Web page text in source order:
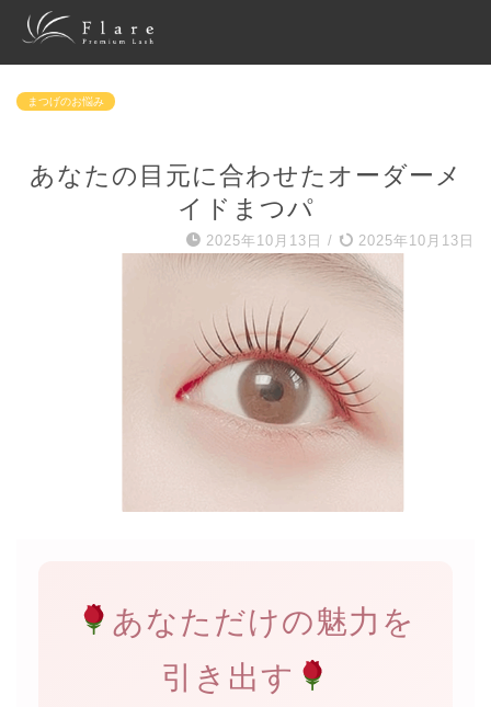
まつげのお悩み
あなたの目元に合わせたオーダーメ
イドまつパ
2025年10月13日 / 2025年10月13日
あなただけの魅力を
引き出す